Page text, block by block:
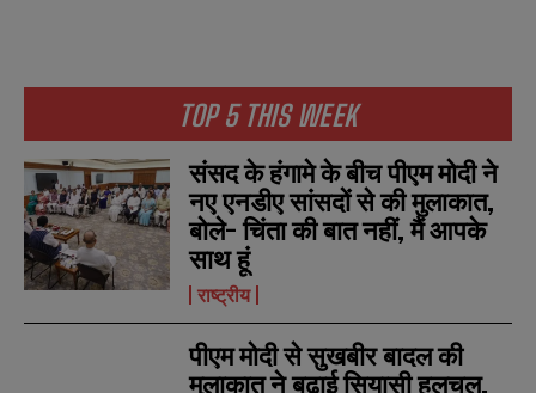
N
a
m
e
E
a
N
a
m
e
E
a
TOP 5 THIS WEEK
संसद के हंगामे के बीच पीएम मोदी ने
नए एनडीए सांसदों से की मुलाकात,
बोले- चिंता की बात नहीं, मैं आपके
साथ हूं
राष्ट्रीय
पीएम मोदी से सुखबीर बादल की
मुलाकात ने बढ़ाई सियासी हलचल,